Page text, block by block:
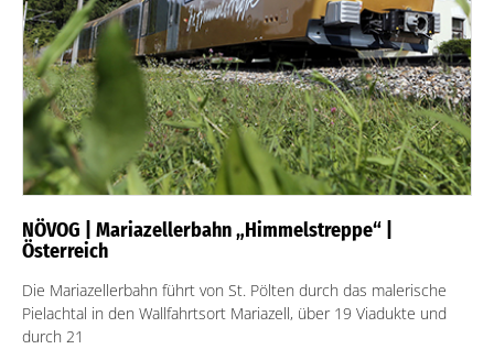
NÖVOG | Mariazellerbahn „Himmelstreppe“ |
Österreich
Die Mariazellerbahn führt von St. Pölten durch das malerische
Pielachtal in den Wallfahrtsort Mariazell, über 19 Viadukte und
durch 21